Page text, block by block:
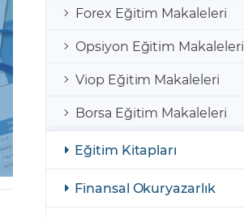
Yasal Bildirimler
GCM Borsa Trader Eğitim Videoları
Finansal Araçlar
Forex Eğitim Makaleleri
Opsiyon Eğitim Makaleleri
Viop Eğitim Makaleleri
Borsa Eğitim Makaleleri
Eğitim Kitapları
Finansal Okuryazarlık